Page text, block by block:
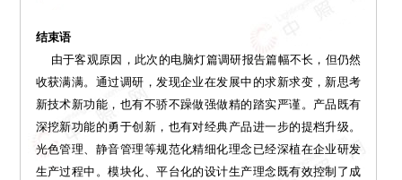
结束语
由于客观原因，此次的电脑灯篇调研报告篇幅不长，但仍然
收获满满。通过调研，发现企业在发展中的求新求变，新思考
新技术新功能，也有不骄不躁做强做精的踏实严谨。产品既有
深挖新功能的勇于创新，也有对经典产品进一步的提档升级。
光色管理、静音管理等规范化精细化理念已经深植在企业研发
生产过程中。模块化、平台化的设计生产理念既有效控制了成